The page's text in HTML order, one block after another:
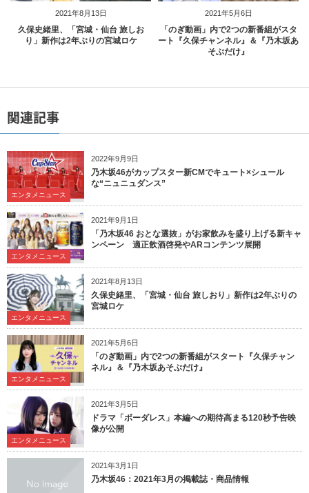
2021年8月13日
久保史緒里、「宮城・仙台 旅しお
り」新作は2年ぶりの宮城ロケ
2021年5月6日
「のぎ動画」内で2つの新番組がスタ
ート『久保チャンネル』＆『乃木坂あ
そぶだけ』
関連記事
2022年9月9日
エンタメニュース
乃木坂46がカップスター新CMでキュート×シュール
な“ニュニュダンス”
2021年9月1日
エンタメニュース
「乃木坂46 おとな選抜」がお家飲みを盛り上げる新キャ
ンペーン 適正飲酒啓発やARコンテンツ展開
2021年8月13日
エンタメニュース
久保史緒里、「宮城・仙台 旅しおり」新作は2年ぶりの
宮城ロケ
2021年5月6日
エンタメニュース
「のぎ動画」内で2つの新番組がスタート『久保チャン
ネル』＆『乃木坂あそぶだけ』
2021年3月5日
エンタメニュース
ドラマ「ボーダレス」本編への期待高まる120秒予告映
像が公開
2021年3月1日
乃木坂46：2021年3月の掲載誌・商品情報